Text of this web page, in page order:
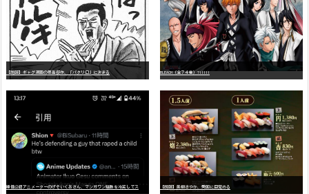
【朗報】ギャグ漫画の最高傑作、「パタリロ」に決まる BLEACH（全７４巻）?!!!!!
【朗報】美樹さやか、愛国に目覚める